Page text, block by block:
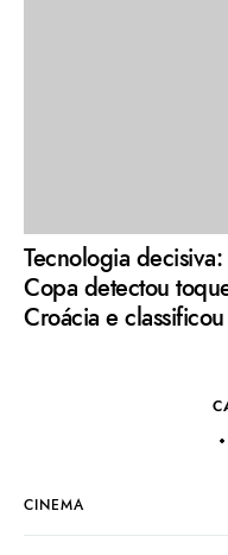
Tecnologia
Copa detectou
Croácia e
CINEMA